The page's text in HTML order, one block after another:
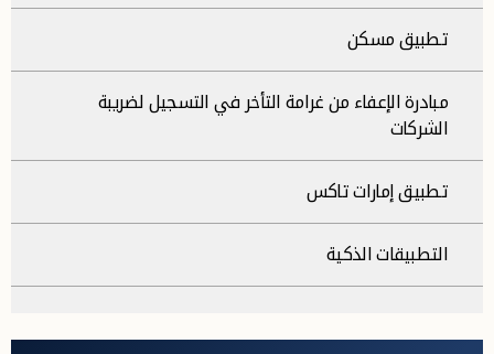
تطبيق مسكن
مبادرة الإعفاء من غرامة التأخر في التسجيل لضريبة
الشركات
تطبيق إمارات تاكس
التطبيقات الذكية